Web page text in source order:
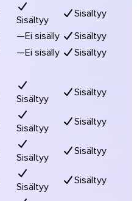
Sisältyy Sisältyy
—Ei sisälly Sisältyy
—Ei sisälly Sisältyy
Sisältyy Sisältyy
Sisältyy Sisältyy
Sisältyy Sisältyy
Sisältyy Sisältyy